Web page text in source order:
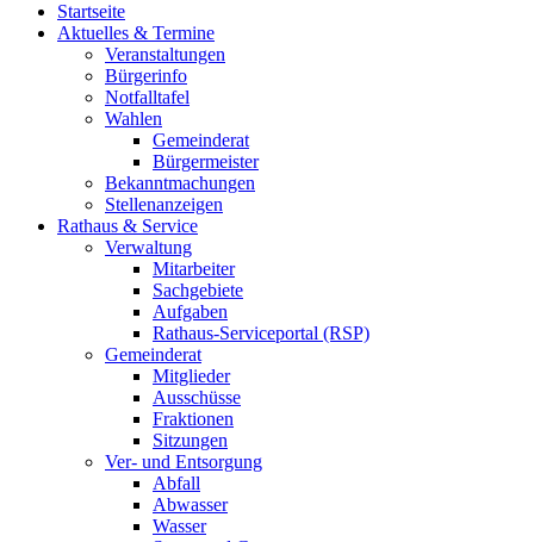
Startseite
Aktuelles & Termine
Veranstaltungen
Bürgerinfo
Notfalltafel
Wahlen
Gemeinderat
Bürgermeister
Bekanntmachungen
Stellenanzeigen
Rathaus & Service
Verwaltung
Mitarbeiter
Sachgebiete
Aufgaben
Rathaus-Serviceportal (RSP)
Gemeinderat
Mitglieder
Ausschüsse
Fraktionen
Sitzungen
Ver- und Entsorgung
Abfall
Abwasser
Wasser